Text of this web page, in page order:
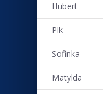
Hubert
Plk
Sofinka
Matylda